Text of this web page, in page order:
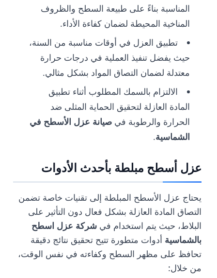
المناسبة بناءً على طبيعة السطح والظروف
المناخية المحيطة لضمان كفاءة الأداء.
تطبيق العزل في أوقات مناسبة من السنة،
حيث يفضل تنفيذ العملية في درجات حرارة
معتدلة لضمان التصاق المواد بشكل مثالي.
الالتزام بالسمك المطلوب أثناء تطبيق
المادة العازلة لتحقيق الحماية المثلى ضد
الحرارة والرطوبة في صيانة عزل الأسطح في
الشماسية.
عزل أسطح مبلطة بأحدث الأدوات
يحتاج عزل الأسطح المبلطة إلى تقنيات خاصة تضمن
التصاق المادة العازلة بشكل فعال دون التأثير على
البلاط، حيث يتم استخدام في شركة عزل اسطح
بالشماسية أدوات متطورة تتيح تحقيق نتائج دقيقة
تحافظ على مظهر السطح وكفاءته في نفس الوقت،
من خلال: